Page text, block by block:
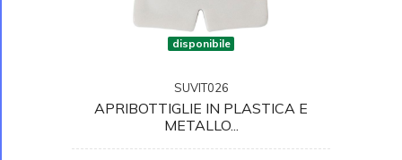
disponibile
SUVIT026
APRIBOTTIGLIE IN PLASTICA E
METALLO...